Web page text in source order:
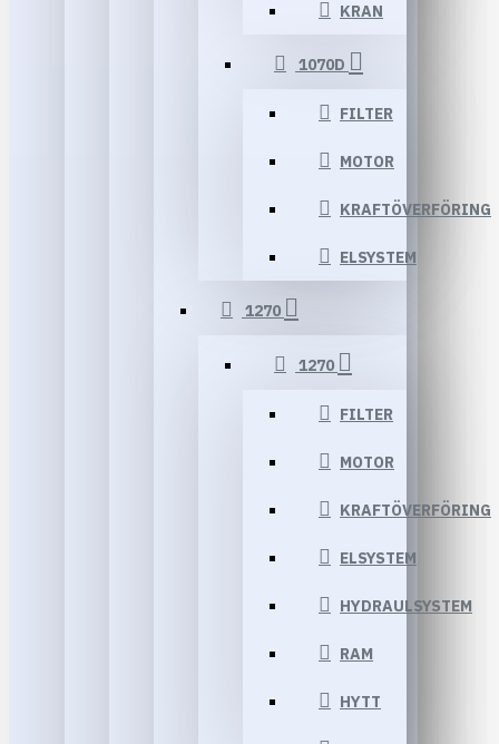
KRAN
1070D
FILTER
MOTOR
KRAFTÖVERFÖRING
ELSYSTEM
1270
1270
FILTER
MOTOR
KRAFTÖVERFÖRING
ELSYSTEM
HYDRAULSYSTEM
RAM
HYTT